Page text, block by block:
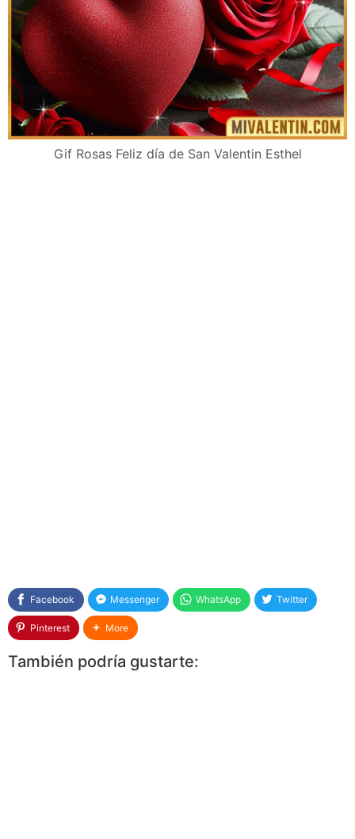
Gif Rosas Feliz día de San Valentin Esthel
Facebook Messenger WhatsApp Twitter
Pinterest More
También podría gustarte: